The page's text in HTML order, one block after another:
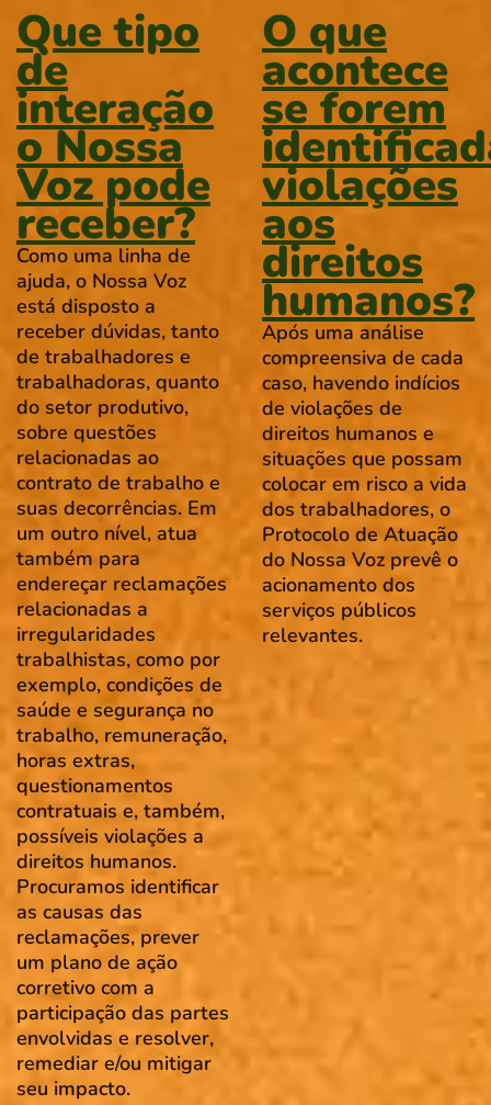
Que tipo
de
interação
o Nossa
Voz pode
receber?
Como uma linha de
ajuda, o Nossa Voz
está disposto a
receber dúvidas, tanto
de trabalhadores e
trabalhadoras, quanto
do setor produtivo,
sobre questões
relacionadas ao
contrato de trabalho e
suas decorrências. Em
um outro nível, atua
também para
endereçar reclamações
relacionadas a
irregularidades
trabalhistas, como por
exemplo, condições de
saúde e segurança no
trabalho, remuneração,
horas extras,
questionamentos
contratuais e, também,
possíveis violações a
direitos humanos.
Procuramos identificar
as causas das
reclamações, prever
um plano de ação
corretivo com a
participação das partes
envolvidas e resolver,
remediar e/ou mitigar
seu impacto.
O que
acontece
se forem
violações
aos
direitos
humanos?
Após uma análise
compreensiva de cada
caso, havendo indícios
de violações de
direitos humanos e
situações que possam
colocar em risco a vida
dos trabalhadores, o
Protocolo de Atuação
do Nossa Voz prevê o
acionamento dos
serviços públicos
relevantes.